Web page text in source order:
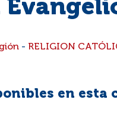
- RELIGION
en esta